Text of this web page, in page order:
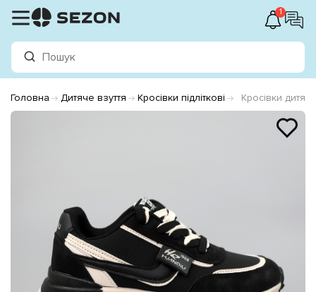
1
Головна Дитяче взуття Кросівки підліткові Кросівки